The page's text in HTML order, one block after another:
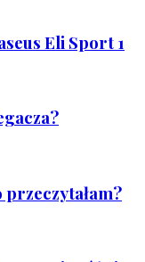
Eli Sport 1